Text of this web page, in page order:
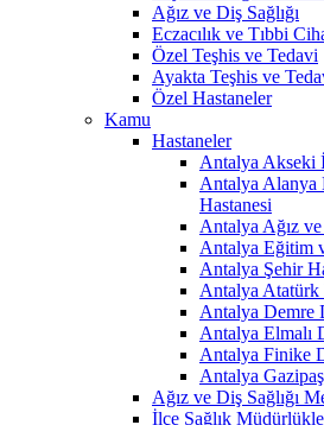
Ağız ve Diş Sağlığı
Eczacılık ve Tıbbi
Özel Teşhis ve Tedavi
Ayakta Teşhis ve
Özel Hastaneler
Kamu
Hastaneler
Antalya Akseki
Antalya Alanya
Hastanesi
Antalya Ağız ve
Antalya Eğitim
Antalya Şehir
Antalya Atatürk
Antalya Demre
Antalya Elmalı
Antalya Finike
Antalya
Ağız ve Diş Sağlığı
İlçe Sağlık